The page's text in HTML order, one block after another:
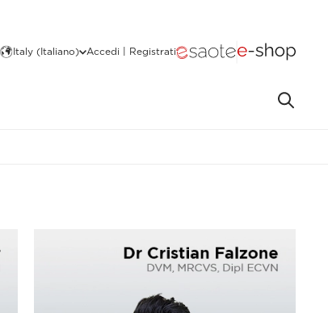
Italy (Italiano) Accedi | Registrati